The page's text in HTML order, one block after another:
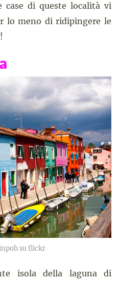
case di queste località vi
lo meno di ridipingere le
su flickr
isola della laguna di